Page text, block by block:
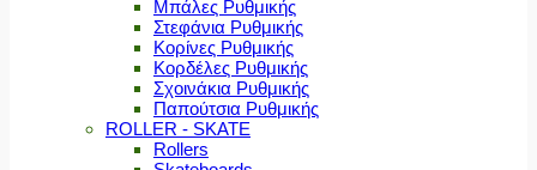
Μπάλες Ρυθμικής
Στεφάνια Ρυθμικής
Κορίνες Ρυθμικής
Κορδέλες Ρυθμικής
Σχοινάκια Ρυθμικής
Παπούτσια Ρυθμικής
ROLLER - SKATE
Rollers